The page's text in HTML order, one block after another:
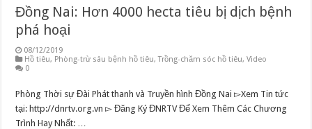
Đồng Nai: Hơn 4000 hecta tiêu bị dịch bệnh
phá hoại
08/12/2019
Hồ tiêu, Phòng-trừ sâu bệnh hồ tiêu,Trồng-chăm sóc hồ tiêu,Video
0
Phòng Thời sự Đài Phát thanh và Truyền hình Đồng Nai ▻Xem Tin tức
tại: http://dnrtv.org.vn ▻ Đăng Ký ĐNRTV Để Xem Thêm Các Chương
Trình Hay Nhất: …